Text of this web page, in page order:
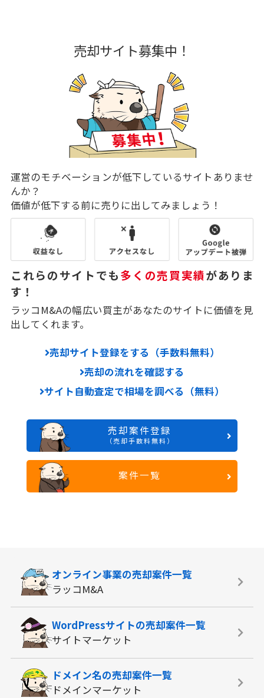
売却サイト募集中！
運営のモチベーションが低下しているサイトありませ
んか？
価値が低下する前に売りに出してみましょう！
これらのサイトでも多くの売買実績がありま
す！
ラッコM&Aの幅広い買主があなたのサイトに価値を見
出してくれます。
売却サイト登録をする（手数料無料）
売却の流れを確認する
サイト自動査定で相場を調べる（無料）
売却案件登録
（売却手数料無料）
案件一覧
オンライン事業の売却案件一覧
ラッコM&A
WordPressサイトの売却案件一覧
サイトマーケット
ドメイン名の売却案件一覧
ドメインマーケット